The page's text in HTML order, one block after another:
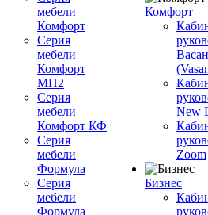
мебели
Комфорт
Серия
мебели
Комфорт
МП2
Серия
мебели
Комфорт КФ
Серия
мебели
Формула
Серия
мебели
Формула
Комфорт
New
Zoom
Бизнес